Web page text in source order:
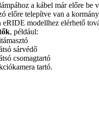
a kábel már előre be
előre telepítve van a
eRIDE modellhez elérhető
, például:
sárvédő
csomagtartó
tartó.